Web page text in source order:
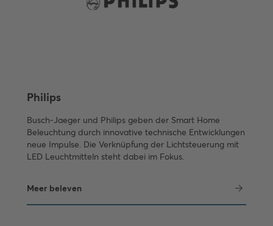
Philips
Busch-Jaeger und Philips geben der Smart Home
Beleuchtung durch innovative technische Entwicklungen
neue Impulse. Die Verknüpfung der Lichtsteuerung mit
LED Leuchtmitteln steht dabei im Fokus.
Meer beleven